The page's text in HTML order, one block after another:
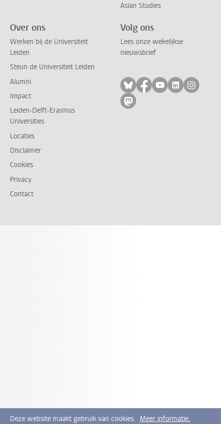
Asian Studies
Over ons
Werken bij de Universiteit
Leiden
Steun de Universiteit Leiden
Alumni
Impact
Leiden-Delft-Erasmus
Universities
Locaties
Disclaimer
Cookies
Privacy
Contact
Volg ons
Lees onze wekelijkse
nieuwsbrief
Volg ons op bluesky
Volg ons op
Volg ons op
Volg ons
Volg
Volg ons op mastodon
Deze website maakt gebruik van cookies. Meer informatie.